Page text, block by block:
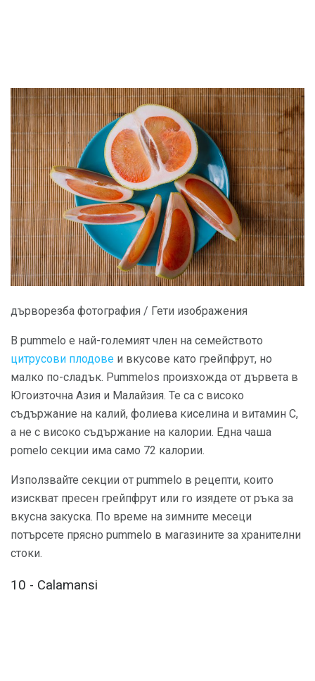
дърворезба фотография / Гети изображения
В pummelo е най-големият член на семейството
цитрусови плодове и вкусове като грейпфрут, но
малко по-сладък. Pummelos произхожда от дървета в
Югоизточна Азия и Малайзия. Те са с високо
съдържание на калий, фолиева киселина и витамин С,
а не с високо съдържание на калории. Една чаша
pomelo секции има само 72 калории.
Използвайте секции от pummelo в рецепти, които
изискват пресен грейпфрут или го изядете от ръка за
вкусна закуска. По време на зимните месеци
потърсете прясно pummelo в магазините за хранителни
стоки.
10 - Calamansi